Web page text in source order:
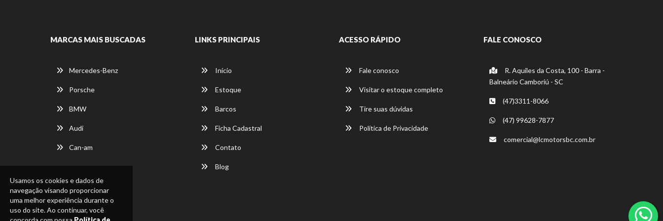
Usamos os cookies e dados de
navegação visando proporcionar
uma melhor experiência durante o
uso do site. Ao continuar, você
MARCAS MAIS BUSCADAS
Mercedes-Benz
Porsche
BMW
Audi
Can-am
LINKS PRINCIPAIS
Início
Estoque
Barcos
Ficha Cadastral
Contato
Blog
ACESSO RÁPIDO
Fale conosco
Visitar o estoque completo
Tire suas dúvidas
Política de Privacidade
FALE CONOSCO
R. Aquiles da Costa, 100 - Barra -
Balneário Camboriú - SC
(47)3311-8066
(47) 99628-7877
comercial@lcmotorsbc.com.br